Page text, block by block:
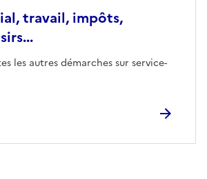
travail, impôts,
les autres démarches sur service-